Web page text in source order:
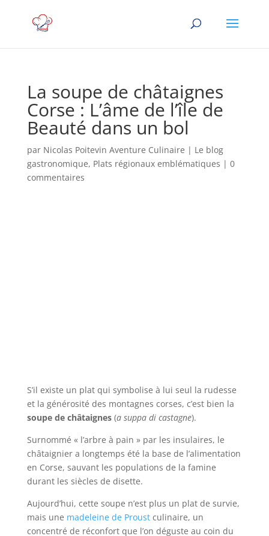
La soupe de châtaignes
Corse : L’âme de l’île de
Beauté dans un bol
par Nicolas Poitevin Aventure Culinaire | Le blog
gastronomique, Plats régionaux emblématiques | 0
commentaires
S’il existe un plat qui symbolise à lui seul la rudesse
et la générosité des montagnes corses, c’est bien la
soupe de châtaignes(a suppa di castagne).
Surnommé « l’arbre à pain » par les insulaires, le
châtaignier a longtemps été la base de l’alimentation
en Corse, sauvant les populations de la famine
durant les siècles de disette.
Aujourd’hui, cette soupe n’est plus un plat de survie,
mais une madeleine de Proustculinaire, un
concentré de réconfort que l’on déguste au coin du